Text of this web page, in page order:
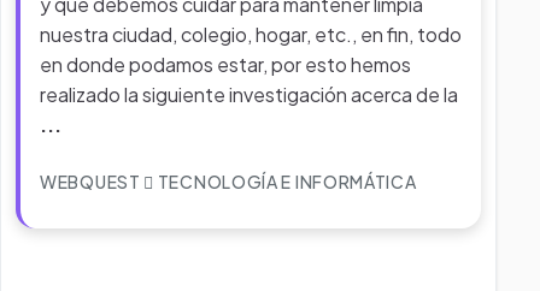
nuestra ciudad, colegio, hogar, etc., en fin, todo
en donde podamos estar, por esto hemos
realizado la siguiente investigación acerca de la
...
WEBQUEST TECNOLOGÍA E INFORMÁTICA